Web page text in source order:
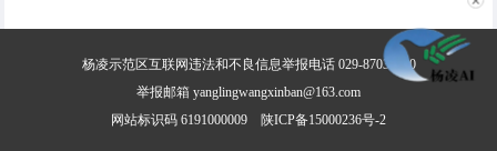
杨凌示范区互联网违法和不良信息举报电话 029-87030800
举报邮箱 yanglingwangxinban@163.com
网站标识码 6191000009
陕ICP备15000236号-2
✕